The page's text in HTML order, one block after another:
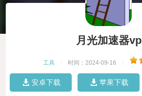
月光加速器vp
工具 时间：2024-09-16
安卓下载 苹果下载